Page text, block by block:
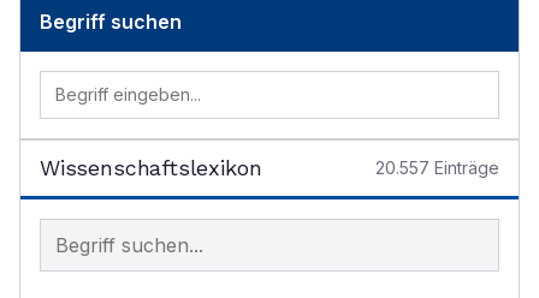
Begriff suchen
Wissenschaftslexikon 20.557 Einträge
Begriff im Lexikon suchen